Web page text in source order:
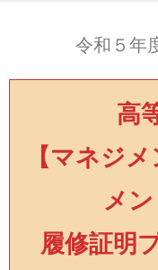
令和５年
高
【マネジ
メン
履修証明